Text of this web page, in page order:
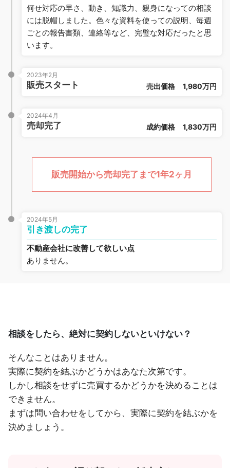
何せ対応の早さ、動き、知識力、親身になっての相談
には脱帽しました。色々な資料を使っての説明、毎週
ごとの報告書類、連絡等など、完璧な対応だったと思
います。
2023年2月
販売スタート 売出価格 1,980万円
2024年4月
売却完了 成約価格 1,830万円
販売開始から売却完了まで1年2ヶ月
2024年5月
引き渡しの完了
不動産会社に改善して欲しい点
ありません。
相談をしたら、絶対に契約しないといけない？
そんなことはありません。
実際に契約を結ぶかどうかはあなた次第です。
しかし相談をせずに売買するかどうかを決めることは
できません。
まずは問い合わせをしてから、実際に契約を結ぶかを
決めましょう。